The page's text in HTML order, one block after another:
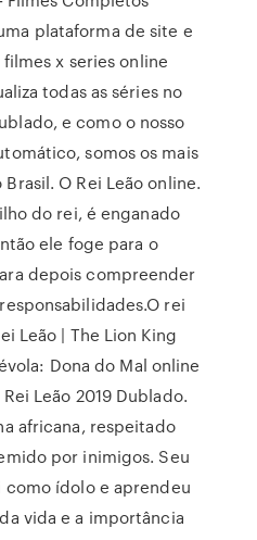
plataforma de site e
x series online
todas as séries no
e como o nosso
somos os mais
O Rei Leão online.
do rei, é enganado
ele foge para o
depois compreender
rei
Leão | The Lion King
Dona do Mal online
Leão 2019 Dublado.
africana, respeitado
por inimigos. Seu
ídolo e aprendeu
vida e a importância